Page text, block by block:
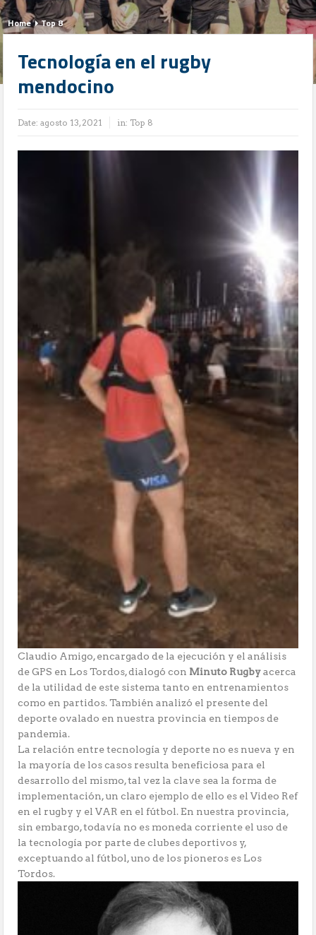
Home Top 8
Tecnología en el rugby
mendocino
Date:agosto 13, 2021 in: Top 8
Claudio Amigo, encargado de la ejecución y el análisis
de GPS en Los Tordos, dialogó con Minuto Rugbyacerca
de la utilidad de este sistema tanto en entrenamientos
como en partidos. También analizó el presente del
deporte ovalado en nuestra provincia en tiempos de
pandemia.
La relación entre tecnología y deporte no es nueva y en
la mayoría de los casos resulta beneficiosa para el
desarrollo del mismo, tal vez la clave sea la forma de
implementación, un claro ejemplo de ello es el Video Ref
en el rugby y el VAR en el fútbol. En nuestra provincia,
sin embargo, todavía no es moneda corriente el uso de
la tecnología por parte de clubes deportivos y,
exceptuando al fútbol, uno de los pioneros es Los
Tordos.